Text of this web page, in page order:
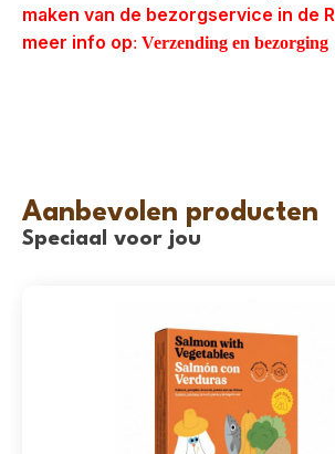
maken van de bezorgservice in de
meer info op: Verzending en bezorging
Aanbevolen producten
Speciaal voor jou